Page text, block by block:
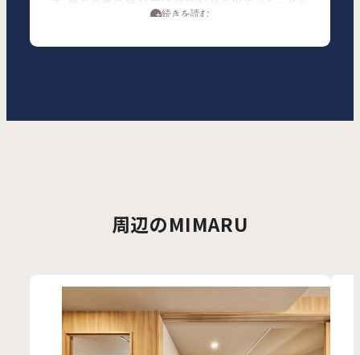
・特徴：デザイン多様性が一番の魅力だと思います。
男女が楽しめます。
続きを読む
周辺のMIMARU